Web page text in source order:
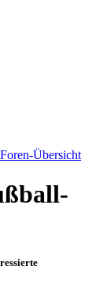
Foren-Übersicht